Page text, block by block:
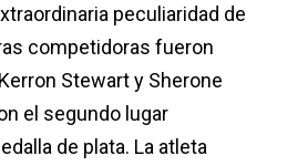
peculiaridad de
competidoras fueron
Stewart y Sherone
el segundo lugar
de plata. La atleta